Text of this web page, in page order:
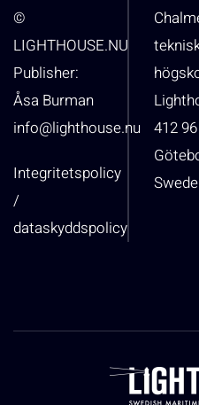
©
LIGHTHOUSE.NU
Publisher:
Åsa Burman
info@lighthouse.nu
Integritetspolicy
/
dataskyddspolicy
412 96